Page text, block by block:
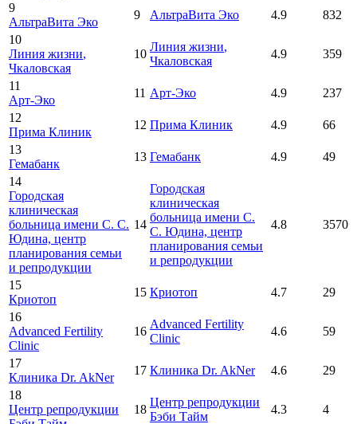
9
АльтраВита Эко
9 АльтраВита Эко 4.9
832
10
Линия жизни,
Чкаловская
10
Линия жизни,
Чкаловская
4.9 359
11
Арт-Эко
11 Арт-Эко 4.9
237
12
Прима Клиник
12 Прима Клиник 4.9
66
13
Гемабанк
13 Гемабанк 4.9
49
14
Городская
клиническая
больница имени С. С.
Юдина, центр
планирования семьи
и репродукции
14
Городская
клиническая
больница имени С.
С. Юдина, центр
планирования семьи
и репродукции
4.8 3570
15
Криотоп
15 Криотоп 4.7
29
16
Advanced Fertility
Clinic
16
Advanced Fertility
Clinic
4.6 59
17
Клиника Dr. AkNer
17 Клиника Dr. AkNer 4.6
29
18
Центр репродукции
18
Центр репродукции
Бэби Тайм
4.3 4